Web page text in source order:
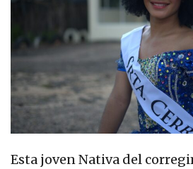
Esta joven Nativa del